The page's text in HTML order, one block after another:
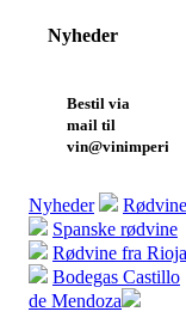
Nyheder
Bestil via
mail til
Nyheder
Rødvine
Spanske rødvine
Rødvine fra Rioja
Bodegas Castillo
de Mendoza